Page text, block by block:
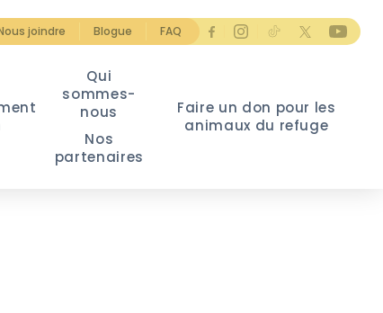
joindre Blogue FAQ
Qui
sommes-
nous
Nos
partenaires
Faire un don pour les
animaux du refuge